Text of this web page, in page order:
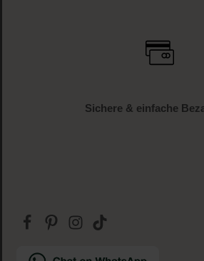
Sichere & einfache